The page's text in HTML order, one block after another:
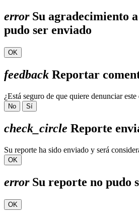
errorSu agradecimiento
pudo ser enviado
OK
feedback Reportar
¿Está seguro de que quiere denunciar
No Sí
check_circle Reporte
Su reporte ha sido enviado y será
OK
errorSu reporte no pudo
OK